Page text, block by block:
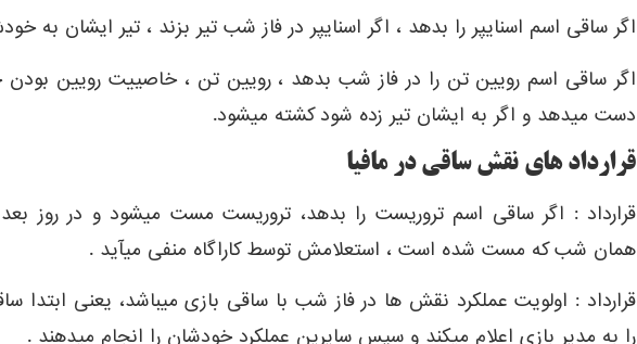
اگر ساقی اسم اسنايپر را بدهد ، اگر اسنايپر در فاز شب تير بزند ، تير ايشان به
اگر ساقی اسم رويين تن را در فاز شب بدهد ، رويين تن ، خاصييت رويين
دست ميدهد و اگر به ايشان تير زده شود کشته ميشود.
قرارداد های نقش ساقی در مافیا
قرارداد : اگر ساقی اسم تروريست را بدهد، تروريست مست ميشود و در روز بعد
همان شب که مست شده است ، استعلامش توسط کاراگاه منفی ميآيد .
قرارداد : اولويت عملکرد نقش ها در فاز شب با ساقی بازی ميباشد، يعنی ابتدا
را به مدير بازی اعلام ميکند و سپس سايرين عملکرد خودشان را انجام ميدهند .